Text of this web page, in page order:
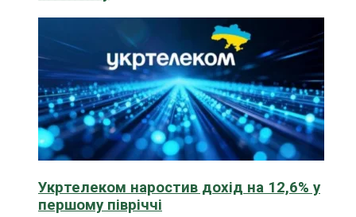
Укртелеком наростив дохід на 12,6% у
першому півріччі